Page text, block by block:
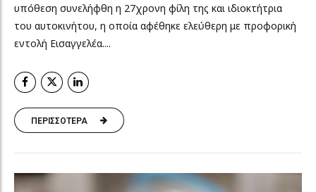
υπόθεση συνελήφθη η 27χρονη φίλη της και ιδιοκτήτρια
του αυτοκινήτου, η οποία αφέθηκε ελεύθερη με προφορική
εντολή Eισαγγελέα....
ΠΕΡΙΣΣΟΤΕΡΑ